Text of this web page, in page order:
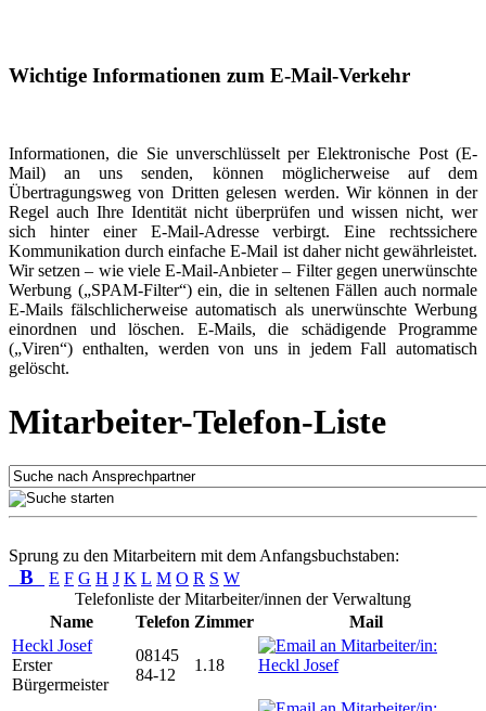
Wichtige Informationen zum E-Mail-Verkehr
Informationen, die Sie unverschlüsselt per Elektronische Post (E-
Mail) an uns senden, können möglicherweise auf dem
Übertragungsweg von Dritten gelesen werden. Wir können in der
Regel auch Ihre Identität nicht überprüfen und wissen nicht, wer
sich hinter einer E-Mail-Adresse verbirgt. Eine rechtssichere
Kommunikation durch einfache E-Mail ist daher nicht gewährleistet.
Wir setzen – wie viele E-Mail-Anbieter – Filter gegen unerwünschte
Werbung („SPAM-Filter“) ein, die in seltenen Fällen auch normale
E-Mails fälschlicherweise automatisch als unerwünschte Werbung
einordnen und löschen. E-Mails, die schädigende Programme
(„Viren“) enthalten, werden von uns in jedem Fall automatisch
gelöscht.
Mitarbeiter-Telefon-Liste
Sprung zu den Mitarbeitern mit dem Anfangsbuchstaben:
B E F G H J K L M O R S W
Telefonliste der Mitarbeiter/innen der Verwaltung
Name
Telefon Zimmer
Mail
Heckl Josef
Erster
Bürgermeister
08145
84-12
1.18